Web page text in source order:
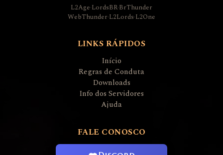
L2Age·LordsBR·BrThunder
WebThunder·L2Lords·L2One
LINKS RÁPIDOS
Início
Regras de Conduta
Downloads
Info dos Servidores
Ajuda
FALE CONOSCO